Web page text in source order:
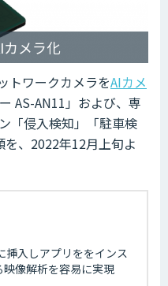
メラ化
トワークカメラをAIカメ
AS-AN11」および、専
「侵入検知」「駐車検
、2022年12月上旬よ
挿入しアプリををインス
映像解析を容易に実現